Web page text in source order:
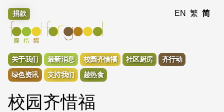
捐款 EN 繁 简
关于我们 最新消息 校园齐惜福 社区厨房
齐行动
绿色资讯
支持我们 趁热食
校园齐惜福